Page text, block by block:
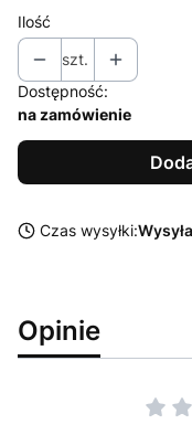
Ilość
szt.
Dostępność:
na zamówienie
Czas wysyłki:
Opinie